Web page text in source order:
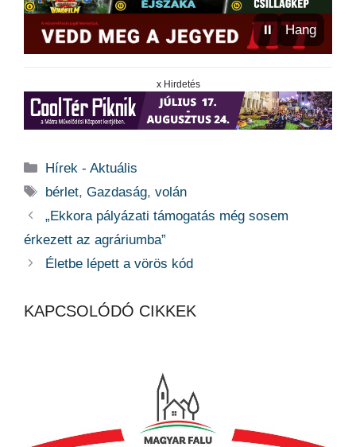
⏸ Hang
x Hirdetés
Kategória
Hírek - Aktuális
Címkék
bérlet,Gazdaság,volán
„Ekkora pályázati támogatás még sosem
érkezett az agráriumba”
Életbe lépett a vörös kód
KAPCSOLÓDÓ CIKKEK